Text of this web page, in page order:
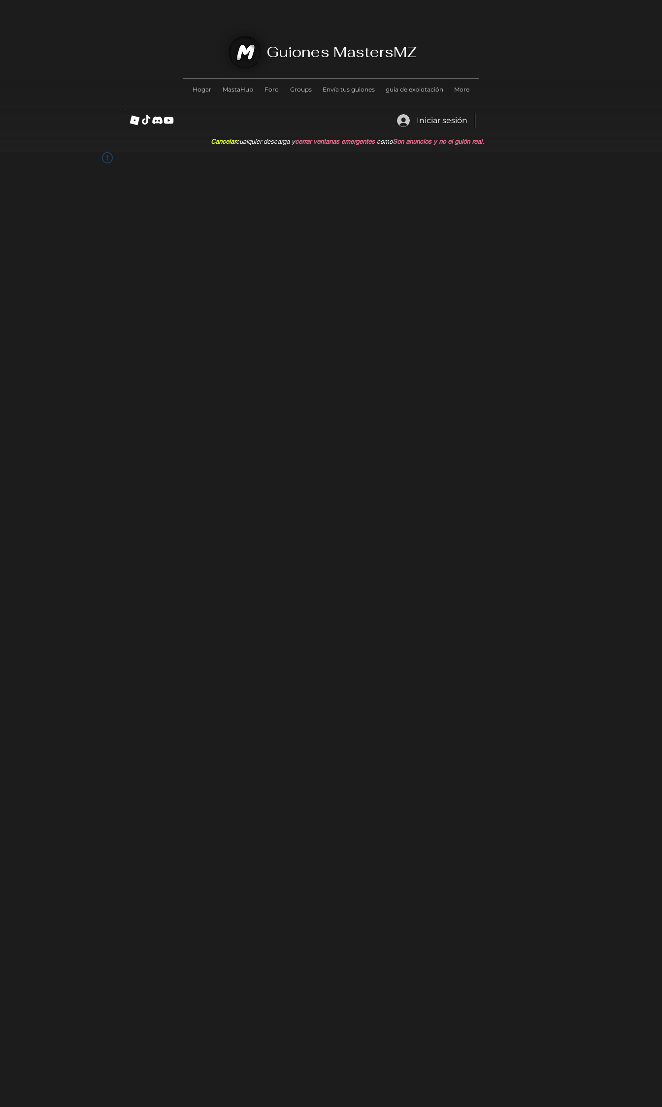
Guiones MastersMZ
Cancelarcualquier descarga ycerrar ventanas emergentescomoSon anuncios y no el guión real.
Hogar MastaHub Foro Groups Envía tus guiones guía de explotación More
Iniciar sesión